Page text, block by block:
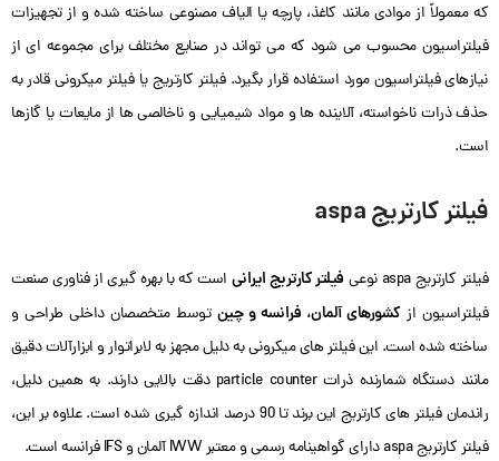
که معمولاً از موادی مانند کاغذ، پارچه یا الیاف مصنوعی ساخته شده و از تجهیزات
فیلتراسیون محسوب می شود که می تواند در صنایع مختلف برای مجموعه ای از
نیازهای فیلتراسیون مورد استفاده قرار بگیرد. فیلتر کارتریج یا فیلتر میکرونی قادر به
حذف ذرات ناخواسته، آلاینده ها و مواد شیمیایی و ناخالصی ها از مایعات یا گازها
است.
فیلتر کارتریج aspa
فیلتر کارتریج aspa نوعی فیلتر کارتریج ایرانی است که با بهره گیری از فناوری صنعت
فیلتراسیون ازکشورهای آلمان، فرانسه و چین توسط متخصصان داخلی طراحی و
ساخته شده است. این فیلتر های میکرونی به دلیل مجهز به لابراتوار و ابزارآلات دقیق
مانند دستگاه شمارنده ذرات particle counter دقت بالایی دارند. به همین دلیل،
راندمان فیلتر های کارتریج این برند تا 90 درصد اندازه گیری شده است. علاوه بر این،
فیلتر کارتریج aspa دارای گواهینامه رسمی و معتبر IWW آلمان و IFS فرانسه است.